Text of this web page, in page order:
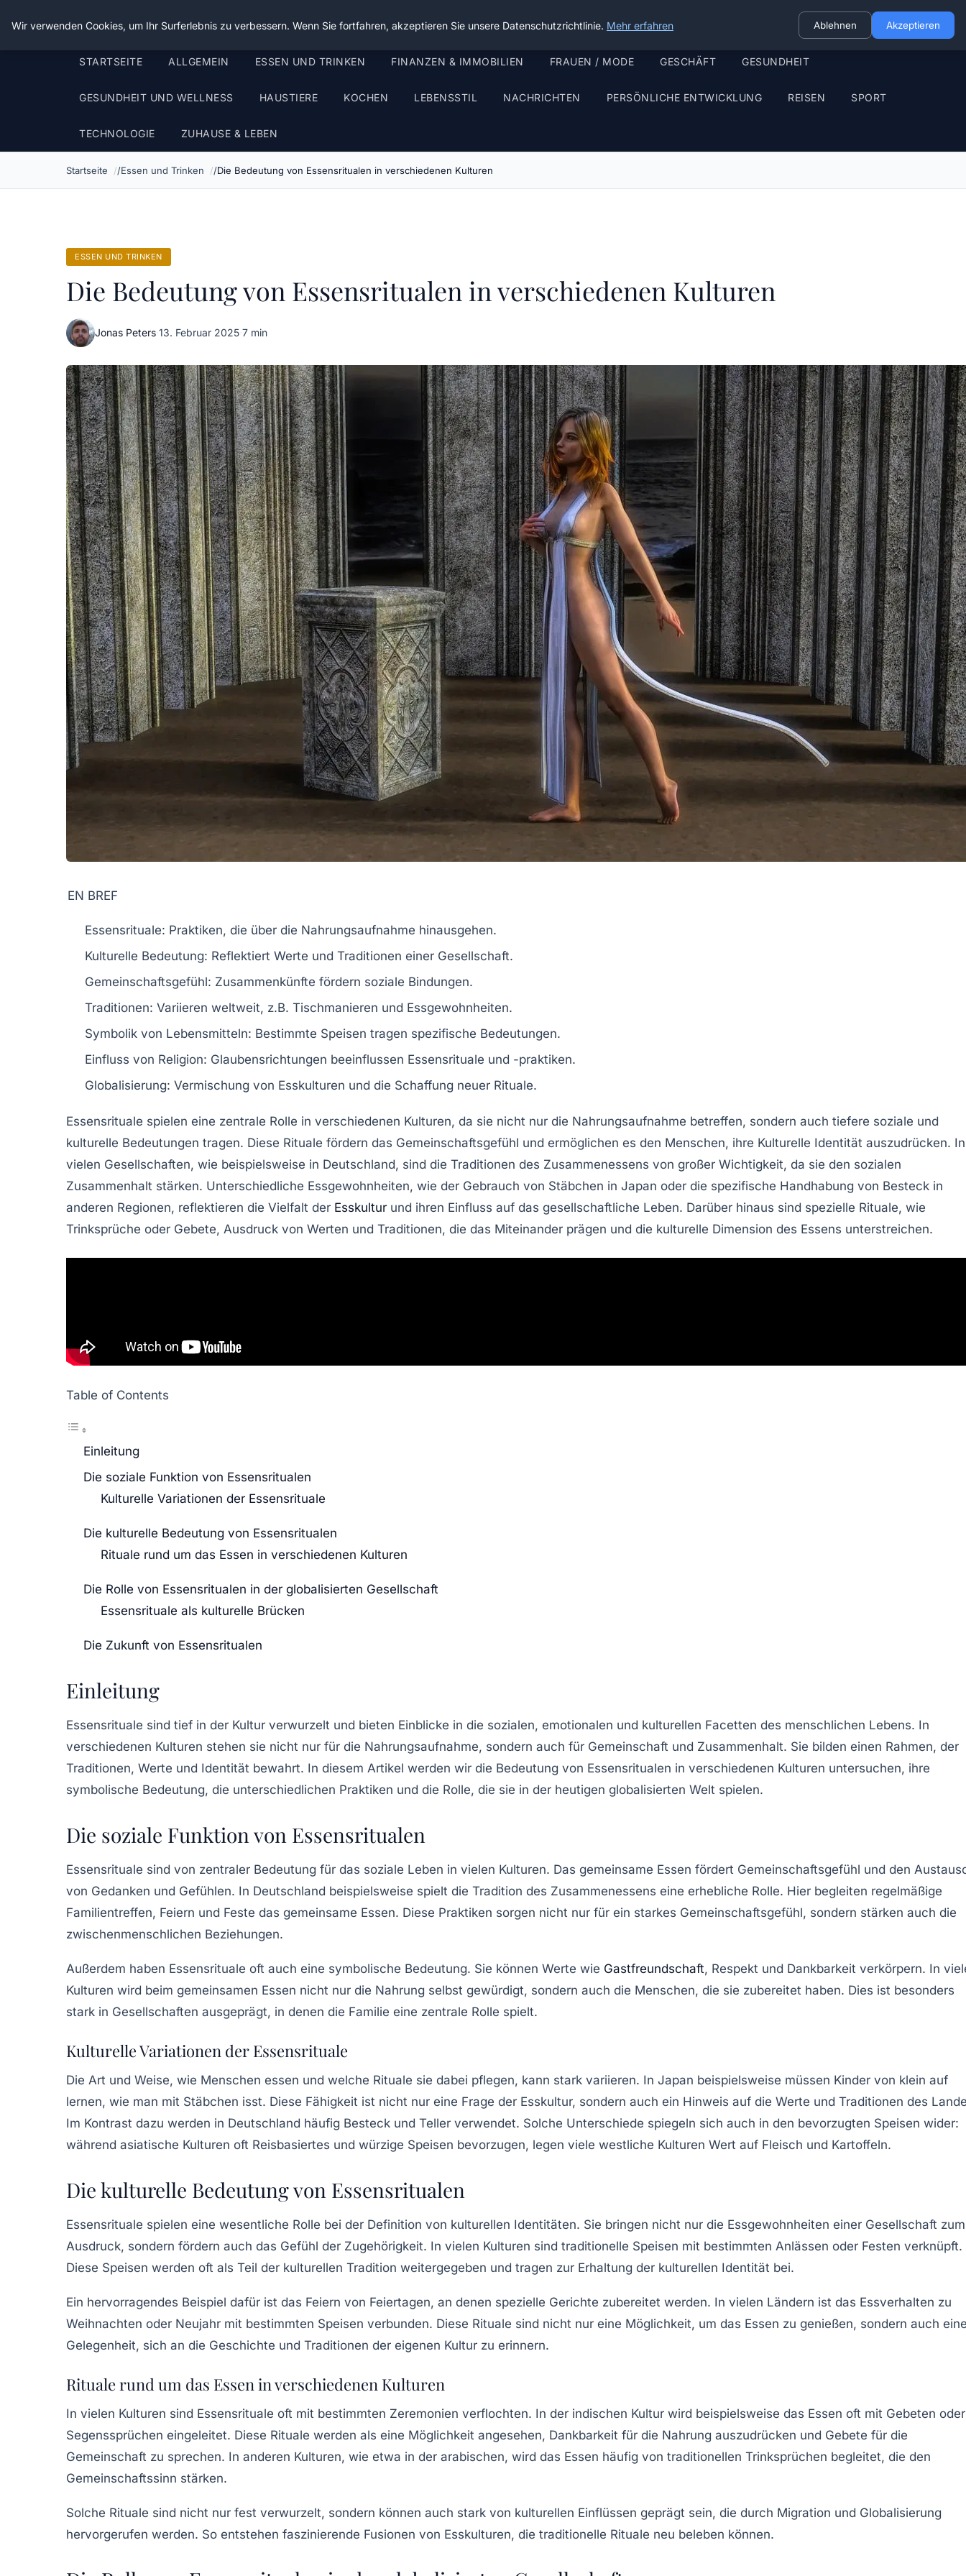
Die Schnitter
STARTSEITE ALLGEMEIN ESSEN UND TRINKEN FINANZEN & IMMOBILIEN FRAUEN / MODE GESCHÄFT GESUNDHEIT
GESUNDHEIT UND WELLNESS HAUSTIERE KOCHEN LEBENSSTIL NACHRICHTEN PERSÖNLICHE ENTWICKLUNG REISEN SPORT
TECHNOLOGIE ZUHAUSE & LEBEN
Startseite Essen und Trinken Die Bedeutung von Essensritualen in verschiedenen Kulturen
ESSEN UND TRINKEN
Die Bedeutung von Essensritualen in verschiedenen Kulturen
Jonas Peters·13. Februar 2025·7 min
EN BREF
Essensrituale: Praktiken, die über die Nahrungsaufnahme hinausgehen.
Kulturelle Bedeutung: Reflektiert Werte und Traditionen einer Gesellschaft.
Gemeinschaftsgefühl: Zusammenkünfte fördern soziale Bindungen.
Traditionen: Variieren weltweit, z.B. Tischmanieren und Essgewohnheiten.
Symbolik von Lebensmitteln: Bestimmte Speisen tragen spezifische Bedeutungen.
Einfluss von Religion: Glaubensrichtungen beeinflussen Essensrituale und -praktiken.
Globalisierung: Vermischung von Esskulturen und die Schaffung neuer Rituale.
Essensrituale spielen eine zentrale Rolle in verschiedenen Kulturen, da sie nicht nur die Nahrungsaufnahme betreffen, sondern auch tiefere soziale und
kulturelle Bedeutungen tragen. Diese Rituale fördern das Gemeinschaftsgefühl und ermöglichen es den Menschen, ihre Kulturelle Identität auszudrücken. In
vielen Gesellschaften, wie beispielsweise in Deutschland, sind die Traditionen des Zusammenessens von großer Wichtigkeit, da sie den sozialen
Zusammenhalt stärken. Unterschiedliche Essgewohnheiten, wie der Gebrauch von Stäbchen in Japan oder die spezifische Handhabung von Besteck in
anderen Regionen, reflektieren die Vielfalt der Esskultur und ihren Einfluss auf das gesellschaftliche Leben. Darüber hinaus sind spezielle Rituale, wie
Trinksprüche oder Gebete, Ausdruck von Werten und Traditionen, die das Miteinander prägen und die kulturelle Dimension des Essens unterstreichen.
Table of Contents
Einleitung
Die soziale Funktion von Essensritualen
Kulturelle Variationen der Essensrituale
Die kulturelle Bedeutung von Essensritualen
Rituale rund um das Essen in verschiedenen Kulturen
Die Rolle von Essensritualen in der globalisierten Gesellschaft
Essensrituale als kulturelle Brücken
Die Zukunft von Essensritualen
Einleitung
Essensrituale sind tief in der Kultur verwurzelt und bieten Einblicke in die sozialen, emotionalen und kulturellen Facetten des menschlichen Lebens. In
verschiedenen Kulturen stehen sie nicht nur für die Nahrungsaufnahme, sondern auch für Gemeinschaft und Zusammenhalt. Sie bilden einen Rahmen, der
Traditionen, Werte und Identität bewahrt. In diesem Artikel werden wir die Bedeutung von Essensritualen in verschiedenen Kulturen untersuchen, ihre
symbolische Bedeutung, die unterschiedlichen Praktiken und die Rolle, die sie in der heutigen globalisierten Welt spielen.
Die soziale Funktion von Essensritualen
Essensrituale sind von zentraler Bedeutung für das soziale Leben in vielen Kulturen. Das gemeinsame Essen fördert Gemeinschaftsgefühl und den
von Gedanken und Gefühlen. In Deutschland beispielsweise spielt die Tradition des Zusammenessens eine erhebliche Rolle. Hier begleiten regelmäßige
Familientreffen, Feiern und Feste das gemeinsame Essen. Diese Praktiken sorgen nicht nur für ein starkes Gemeinschaftsgefühl, sondern stärken auch die
zwischenmenschlichen Beziehungen.
Außerdem haben Essensrituale oft auch eine symbolische Bedeutung. Sie können Werte wie Gastfreundschaft, Respekt und Dankbarkeit verkörpern. In
Kulturen wird beim gemeinsamen Essen nicht nur die Nahrung selbst gewürdigt, sondern auch die Menschen, die sie zubereitet haben. Dies ist besonders
stark in Gesellschaften ausgeprägt, in denen die Familie eine zentrale Rolle spielt.
Kulturelle Variationen der Essensrituale
Die Art und Weise, wie Menschen essen und welche Rituale sie dabei pflegen, kann stark variieren. In Japan beispielsweise müssen Kinder von klein auf
lernen, wie man mit Stäbchen isst. Diese Fähigkeit ist nicht nur eine Frage der Esskultur, sondern auch ein Hinweis auf die Werte und Traditionen des
Im Kontrast dazu werden in Deutschland häufig Besteck und Teller verwendet. Solche Unterschiede spiegeln sich auch in den bevorzugten Speisen wider:
während asiatische Kulturen oft Reisbasiertes und würzige Speisen bevorzugen, legen viele westliche Kulturen Wert auf Fleisch und Kartoffeln.
Die kulturelle Bedeutung von Essensritualen
Essensrituale spielen eine wesentliche Rolle bei der Definition von kulturellen Identitäten. Sie bringen nicht nur die Essgewohnheiten einer Gesellschaft zum
Ausdruck, sondern fördern auch das Gefühl der Zugehörigkeit. In vielen Kulturen sind traditionelle Speisen mit bestimmten Anlässen oder Festen verknüpft.
Diese Speisen werden oft als Teil der kulturellen Tradition weitergegeben und tragen zur Erhaltung der kulturellen Identität bei.
Ein hervorragendes Beispiel dafür ist das Feiern von Feiertagen, an denen spezielle Gerichte zubereitet werden. In vielen Ländern ist das Essverhalten zu
Weihnachten oder Neujahr mit bestimmten Speisen verbunden. Diese Rituale sind nicht nur eine Möglichkeit, um das Essen zu genießen, sondern auch
Gelegenheit, sich an die Geschichte und Traditionen der eigenen Kultur zu erinnern.
Rituale rund um das Essen in verschiedenen Kulturen
In vielen Kulturen sind Essensrituale oft mit bestimmten Zeremonien verflochten. In der indischen Kultur wird beispielsweise das Essen oft mit Gebeten oder
Segenssprüchen eingeleitet. Diese Rituale werden als eine Möglichkeit angesehen, Dankbarkeit für die Nahrung auszudrücken und Gebete für die
Gemeinschaft zu sprechen. In anderen Kulturen, wie etwa in der arabischen, wird das Essen häufig von traditionellen Trinksprüchen begleitet, die den
Gemeinschaftssinn stärken.
Solche Rituale sind nicht nur fest verwurzelt, sondern können auch stark von kulturellen Einflüssen geprägt sein, die durch Migration und Globalisierung
hervorgerufen werden. So entstehen faszinierende Fusionen von Esskulturen, die traditionelle Rituale neu beleben können.
Wir verwenden Cookies, um Ihr Surferlebnis zu verbessern. Wenn Sie fortfahren, akzeptieren Sie unsere Datenschutzrichtlinie. Mehr erfahren Ablehnen Akzeptieren